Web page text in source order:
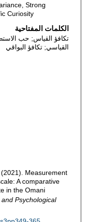
Strong
Curiosity
الكلمات المفتاحية
تكافؤ القياس; حب
القياسي; تكافؤ البواقي
Measurement
A comparative
in the Omani
Psychological